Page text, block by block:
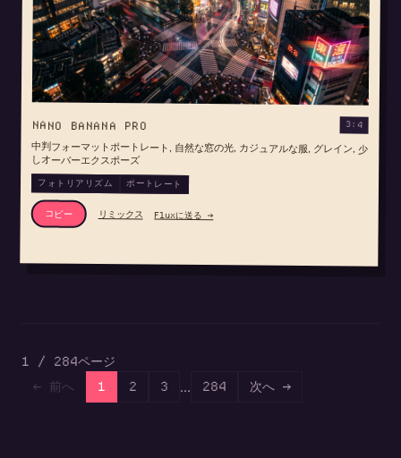
NANO BANANA PRO 3:4
中判フォーマットポートレート, 自然な窓の光, カジュアルな服, グレイン, 少
しオーバーエクスポーズ
フォトリアリズム ポートレート
コピー リミックス Fluxに送る →
1 / 284ページ
← 前へ
1 2 3 ... 284 次へ →